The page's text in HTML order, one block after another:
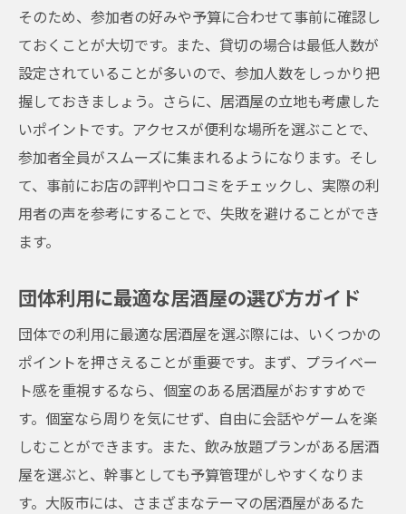
そのため、参加者の好みや予算に合わせて事前に確認し
ておくことが大切です。また、貸切の場合は最低人数が
設定されていることが多いので、参加人数をしっかり把
握しておきましょう。さらに、居酒屋の立地も考慮した
いポイントです。アクセスが便利な場所を選ぶことで、
参加者全員がスムーズに集まれるようになります。そし
て、事前にお店の評判や口コミをチェックし、実際の利
用者の声を参考にすることで、失敗を避けることができ
ます。
団体利用に最適な居酒屋の選び方ガイド
団体での利用に最適な居酒屋を選ぶ際には、いくつかの
ポイントを押さえることが重要です。まず、プライベー
ト感を重視するなら、個室のある居酒屋がおすすめで
す。個室なら周りを気にせず、自由に会話やゲームを楽
しむことができます。また、飲み放題プランがある居酒
屋を選ぶと、幹事としても予算管理がしやすくなりま
す。大阪市には、さまざまなテーマの居酒屋があるた